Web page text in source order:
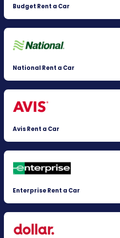
Budget Rent a Car
National Rent a Car
Avis Rent a Car
Enterprise Rent a Car